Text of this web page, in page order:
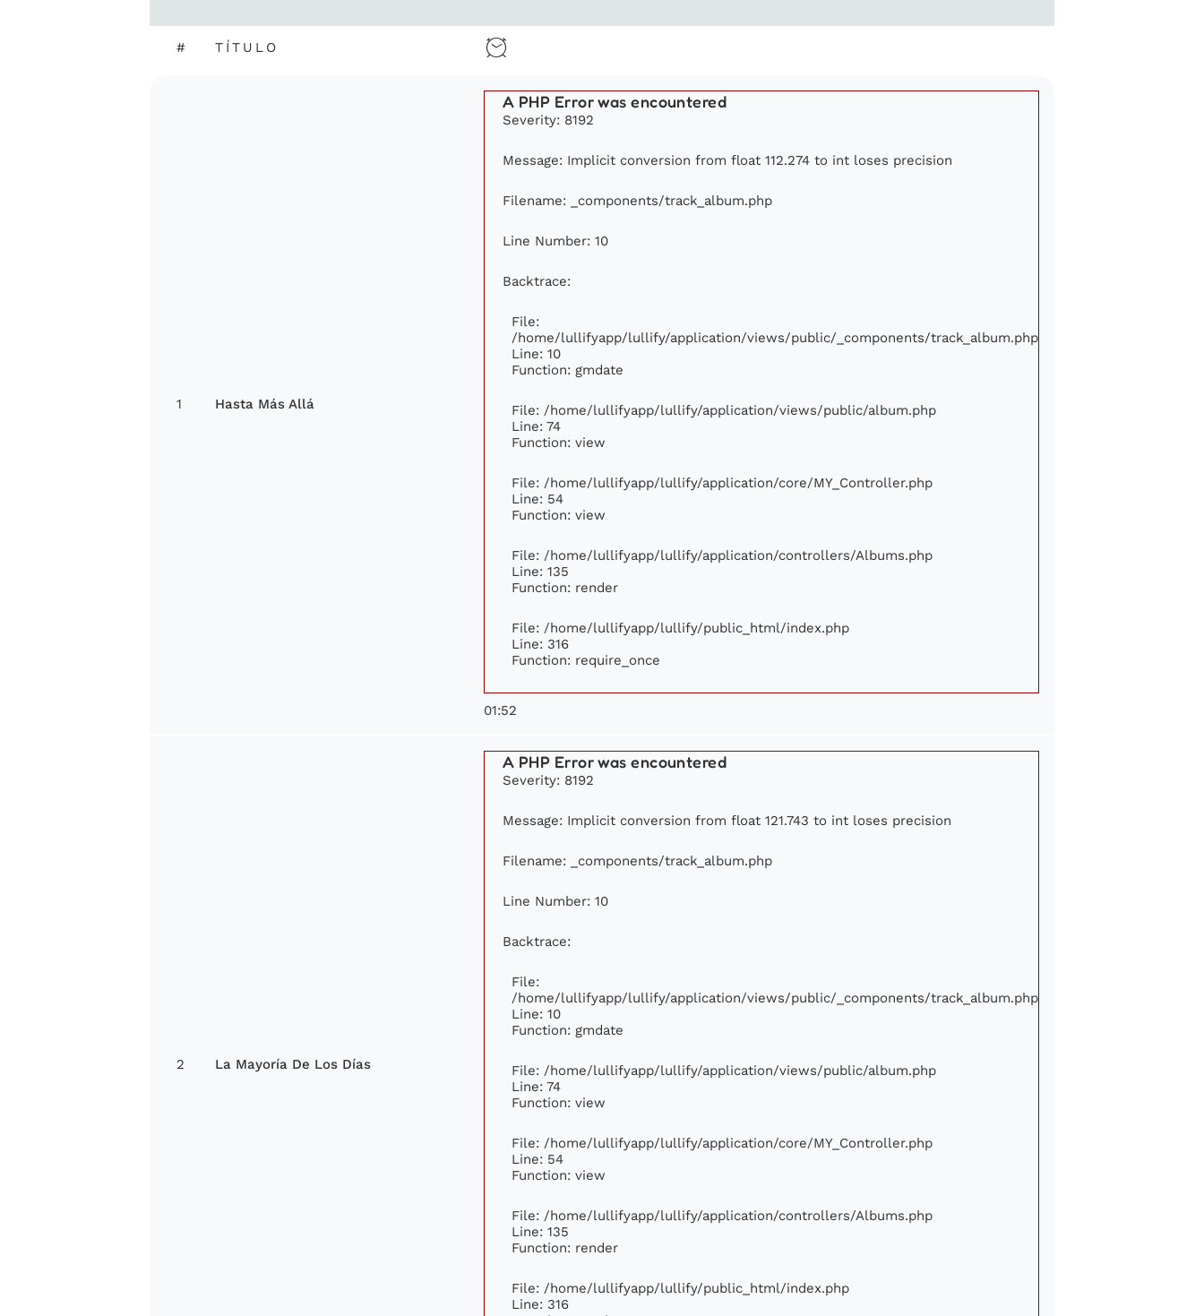
# TÍTULO
1 Hasta Más Allá
A PHP Error was encountered
Severity: 8192
Message: Implicit conversion from float 112.274 to int loses precision
Filename: _components/track_album.php
Line Number: 10
Backtrace:
File:
/home/lullifyapp/lullify/application/views/public/_components/track_album.php
Line: 10
Function: gmdate
File: /home/lullifyapp/lullify/application/views/public/album.php
Line: 74
Function: view
File: /home/lullifyapp/lullify/application/core/MY_Controller.php
Line: 54
Function: view
File: /home/lullifyapp/lullify/application/controllers/Albums.php
Line: 135
Function: render
File: /home/lullifyapp/lullify/public_html/index.php
Line: 316
Function: require_once
01:52
2 La Mayoría De Los Días
A PHP Error was encountered
Severity: 8192
Message: Implicit conversion from float 121.743 to int loses precision
Filename: _components/track_album.php
Line Number: 10
Backtrace:
File:
/home/lullifyapp/lullify/application/views/public/_components/track_album.php
Line: 10
Function: gmdate
File: /home/lullifyapp/lullify/application/views/public/album.php
Line: 74
Function: view
File: /home/lullifyapp/lullify/application/core/MY_Controller.php
Line: 54
Function: view
File: /home/lullifyapp/lullify/application/controllers/Albums.php
Line: 135
Function: render
File: /home/lullifyapp/lullify/public_html/index.php
Line: 316